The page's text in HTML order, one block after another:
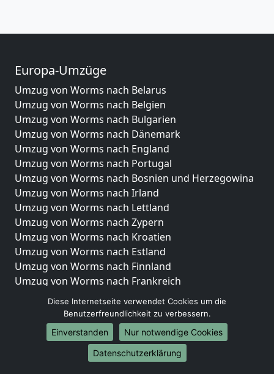
Europa-Umzüge
Umzug von Worms nach Belarus
Umzug von Worms nach Belgien
Umzug von Worms nach Bulgarien
Umzug von Worms nach Dänemark
Umzug von Worms nach England
Umzug von Worms nach Portugal
Umzug von Worms nach Bosnien und Herzegowina
Umzug von Worms nach Irland
Umzug von Worms nach Lettland
Umzug von Worms nach Zypern
Umzug von Worms nach Kroatien
Umzug von Worms nach Estland
Umzug von Worms nach Finnland
Umzug von Worms nach Frankreich
Umzug von Worms nach Griechenland
Umzug von Worms nach Italien
Umzug von Worms nach Liechtenstein
Umzug von Worms nach Luxemburg
Umzug von Worms nach Niederlande
Diese Internetseite verwendet Cookies um die
Benutzerfreundlichkeit zu verbessern.
Einverstanden
Nur notwendige Cookies
Datenschutzerklärung